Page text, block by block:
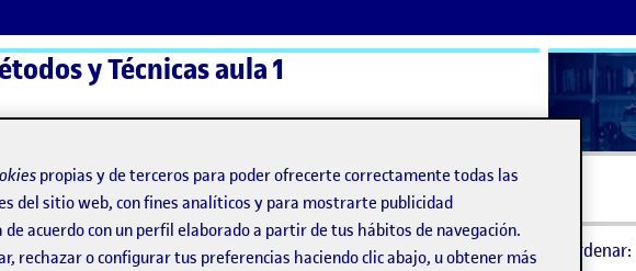
y Técnicas aula 1
ActiFolios Ayuda
Ordenar:
propias y de terceros para poder ofrecerte correctamente todas las
del sitio web, con fines analíticos y para mostrarte publicidad
de acuerdo con un perfil elaborado a partir de tus hábitos de navegación.
rechazar o configurar tus preferencias haciendo clic abajo, u obtener más